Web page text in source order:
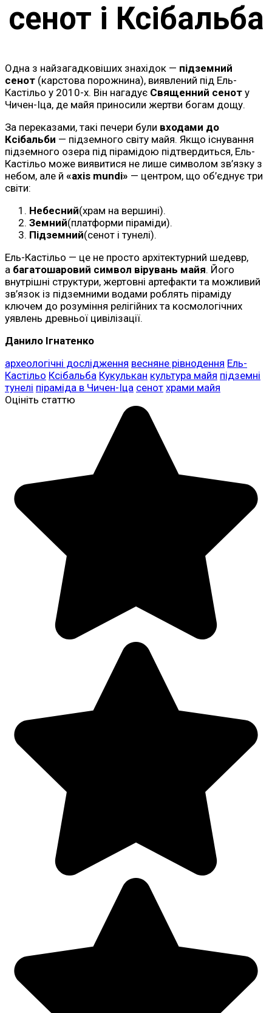
сенот і Ксібальба
Одна з найзагадковіших знахідок — підземний
сенот (карстова порожнина), виявлений під Ель-
Кастільо у 2010-х. Він нагадує Священний сенот у
Чичен-Іца, де майя приносили жертви богам дощу.
За переказами, такі печери були входами до
Ксібальби — підземного світу майя. Якщо існування
підземного озера під пірамідою підтвердиться, Ель-
Кастільо може виявитися не лише символом зв’язку з
небом, але й «axis mundi» — центром, що об’єднує три
світи:
Небесний(храм на вершині).
Земний(платформи піраміди).
Підземний(сенот і тунелі).
Ель-Кастільо — це не просто архітектурний шедевр,
а багатошаровий символ вірувань майя. Його
внутрішні структури, жертовні артефакти та можливий
зв’язок із підземними водами роблять піраміду
ключем до розуміння релігійних та космологічних
уявлень древньої цивілізації.
Данило Ігнатенко
археологічні дослідження весняне рівнодення Ель-
Кастільо Ксібальба Кукулькан культура майя підземні
тунелі піраміда в Чичен-Іца сенот храми майя
Оцініть статтю